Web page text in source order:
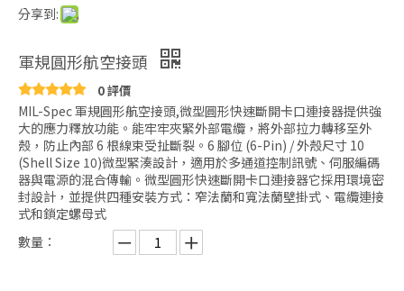
分享到:
軍規圓形航空接頭
0 評價
MIL-Spec 軍規圓形航空接頭,微型圓形快速斷開卡口連接器提供強
大的應力釋放功能。能牢牢夾緊外部電纜，將外部拉力轉移至外
殼，防止內部 6 根線束受扯斷裂。6 腳位 (6-Pin) / 外殼尺寸 10
(Shell Size 10)微型緊湊設計，適用於多通道控制訊號、伺服編碼
器與電源的混合傳輸。微型圓形快速斷開卡口連接器它採用環境密
封設計，並提供四種安裝方式：窄法蘭和寬法蘭壁掛式、電纜連接
式和鎖定螺母式
數量：